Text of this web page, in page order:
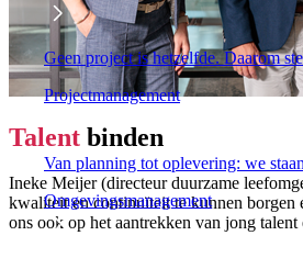
Geen project is hetzelfde. Daarom
Projectmanagement
Van planning tot oplevering: we
Omgevingsmanagement
Talent binden
Ineke Meijer (directeur duurzame
kwaliteit en continuïteit te kunnen borgen
ons ook op het aantrekken van jong talent